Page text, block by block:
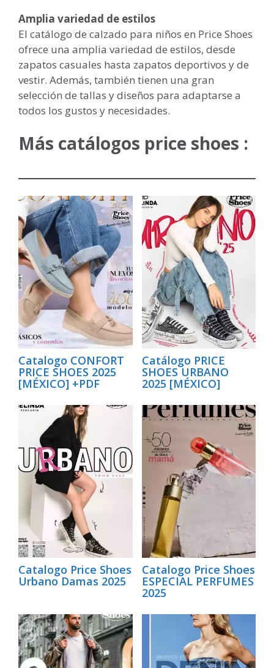
Amplia variedad de estilos
El catálogo de calzado para niños en Price Shoes
ofrece una amplia variedad de estilos, desde
zapatos casuales hasta zapatos deportivos y de
vestir. Además, también tienen una gran
selección de tallas y diseños para adaptarse a
todos los gustos y necesidades.
Más catálogos price shoes :
Catalogo CONFORT
PRICE SHOES 2025
[MÉXICO] +PDF
Catálogo PRICE
SHOES URBANO
2025 [MÉXICO]
Catalogo Price Shoes
Urbano Damas 2025
Catalogo Price Shoes
ESPECIAL PERFUMES
2025